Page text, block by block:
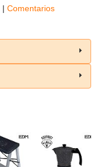
| Comentarios